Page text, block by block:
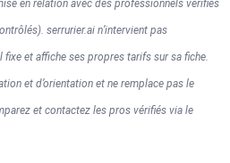
en relation avec des professionnels vérifiés
serrurier.ai n’intervient pas
et affiche ses propres tarifs sur sa fiche.
et d’orientation et ne remplace pas le
et contactez les pros vérifiés via le